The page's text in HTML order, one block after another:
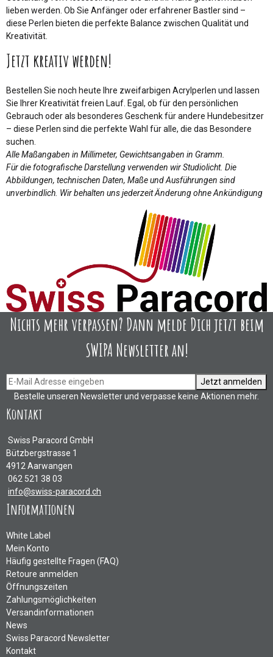
lieben werden. Ob Sie Anfänger oder erfahrener Bastler sind –
diese Perlen bieten die perfekte Balance zwischen Qualität und
Kreativität.
Jetzt kreativ werden!
Bestellen Sie noch heute Ihre zweifarbigen Acrylperlen und lassen
Sie Ihrer Kreativität freien Lauf. Egal, ob für den persönlichen
Gebrauch oder als besonderes Geschenk für andere Hundebesitzer
– diese Perlen sind die perfekte Wahl für alle, die das Besondere
suchen.
Alle Maßangaben in Millimeter, Gewichtsangaben in Gramm.
Für die fotografische Darstellung verwenden wir Studiolicht. Die
Abbildungen, technischen Daten, Maße und Ausführungen sind
unverbindlich. Wir behalten uns jederzeit Änderung ohne Ankündigung
Nichts mehr verpassen? Dann melde Dich jetzt beim
SWIPA Newsletter an!
Jetzt anmelden
Bestelle unseren Newsletter und verpasse keine Aktionen mehr.
Kontakt
Swiss Paracord GmbH
Bützbergstrasse 1
4912 Aarwangen
062 521 38 03
info@swiss-paracord.ch
Informationen
White Label
Mein Konto
Häufig gestellte Fragen (FAQ)
Retoure anmelden
Öffnungszeiten
Zahlungsmöglichkeiten
Versandinformationen
News
Swiss Paracord Newsletter
Kontakt